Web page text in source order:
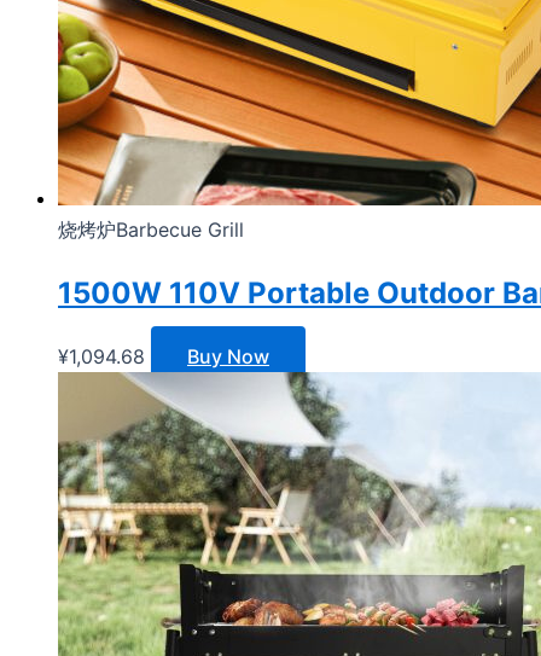
烧烤炉Barbecue Grill
1500W 110V Portable Outdoor
¥1,094.68 Buy Now